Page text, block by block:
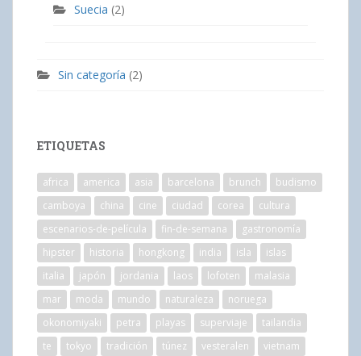
Suecia (2)
Sin categoría (2)
ETIQUETAS
africa america asia barcelona brunch
budismo
camboya
china cine ciudad corea
cultura
escenarios-de-película
fin-de-semana
gastronomía
hipster
historia hongkong india isla
islas
italia
japón jordania laos lofoten
malasia
mar
moda mundo naturaleza
noruega
okonomiyaki
petra playas superviaje
tailandia
te
tokyo tradición túnez vesteralen
vietnam